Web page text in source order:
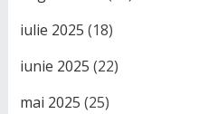
iulie 2025 (18)
iunie 2025 (22)
mai 2025 (25)